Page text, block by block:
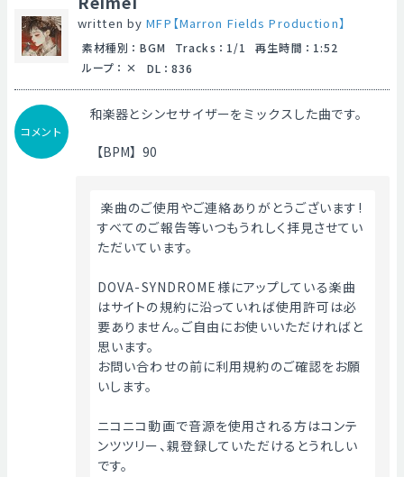
written byMFP【Marron Fields Production】
素材種別 ： BGM Tracks ： 1/1 再生時間 ： 1:52
ループ ： DL ： 836
コメント
和楽器とシンセサイザーをミックスした曲です。
【BPM】90
楽曲のご使用やご連絡ありがとうございます!
すべてのご報告等いつもうれしく拝見させてい
ただいています。
DOVA-SYNDROME様にアップしている楽曲
はサイトの規約に沿っていれば使用許可は必
要ありません。ご自由にお使いいただければと
思います。
お問い合わせの前に利用規約のご確認をお願
いします。
ニコニコ動画で音源を使用される方はコンテ
ンツツリー、親登録していただけるとうれしい
です。